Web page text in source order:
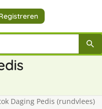
Daging Pedis (rundvlees)